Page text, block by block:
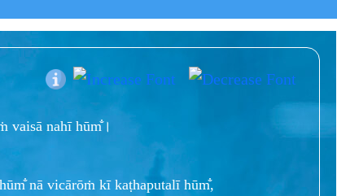
vaisā nahī hūm̐।
nā vicārōṁ kī kaṭhaputalī hūm̐,